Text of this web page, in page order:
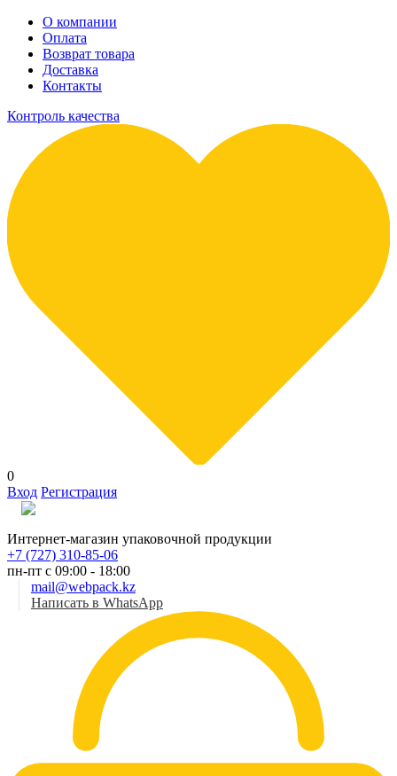
О компании
Оплата
Возврат товара
Доставка
Контакты
Контроль качества
0
Вход Регистрация
Интернет-магазин упаковочной продукции
+7 (727) 310-85-06
пн-пт с 09:00 - 18:00
mail@webpack.kz
Написать в WhatsApp